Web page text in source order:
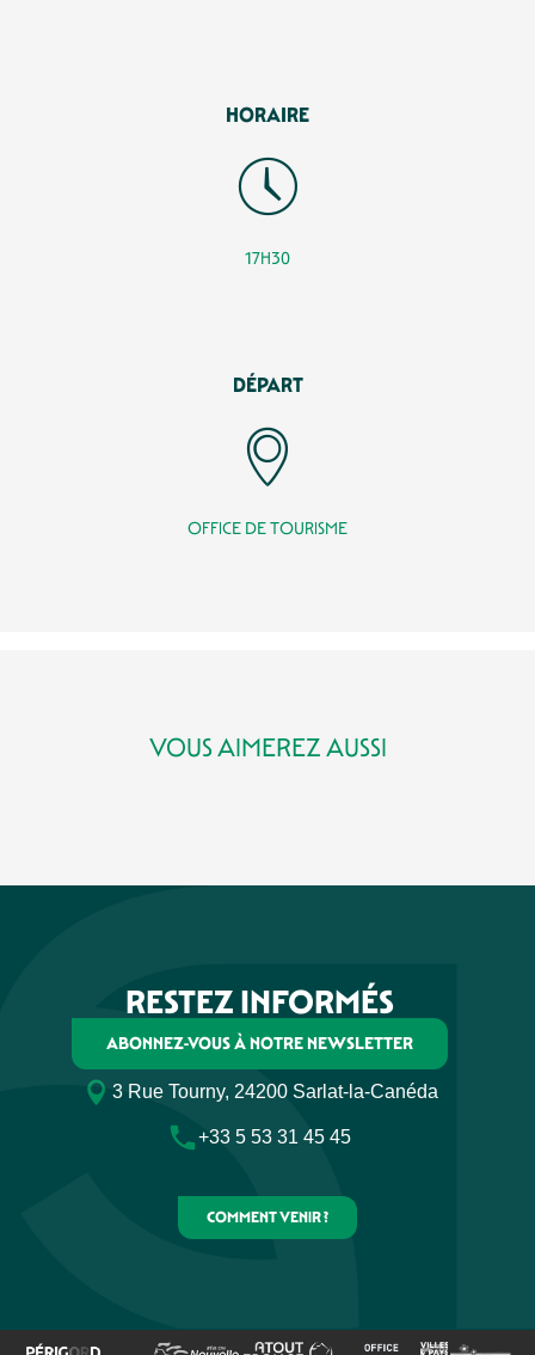
HORAIRE
17H30
DÉPART
OFFICE DE TOURISME
VOUS AIMEREZ AUSSI
RESTEZ INFORMÉS
ABONNEZ-VOUS À NOTRE NEWSLETTER
3 Rue Tourny, 24200 Sarlat-la-Canéda
+33 5 53 31 45 45
COMMENT VENIR ?